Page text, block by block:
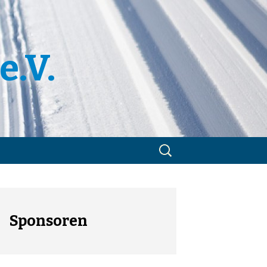
Suchen
nach:
Sponsoren